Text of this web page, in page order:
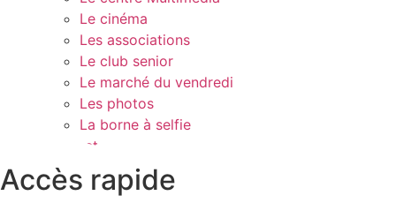
Le cinéma
Les associations
Le club senior
Le marché du vendredi
Les photos
La borne à selfie
Contact
Accès rapide